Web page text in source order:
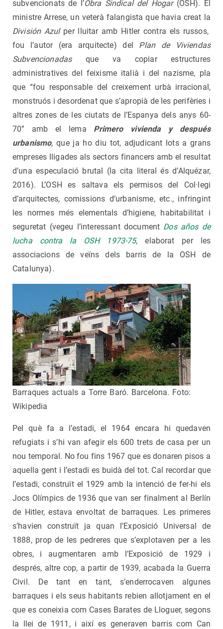
subvencionats de l’Obra Sindical del Hogar (OSH). El
ministre Arrese, un veterà falangista que havia creat la
División Azulper lluitar amb Hitler contra els russos,
fou l’autor (era arquitecte) del Plan de Viviendas
Subvencionadas que va copiar estructures
administratives del feixisme italià i del nazisme, pla
que “fou responsable del creixement urbà irracional,
monstruós i desordenat que s’apropià de les perifèries i
altres zones de les ciutats de l’Espanya dels anys 60-
70” amb el lema Primero vivienda y después
urbanismo, que ja ho diu tot, adjudicant lots a grans
empreses lligades als sectors financers amb el resultat
d’una especulació brutal (la cita literal és d’Alquézar,
2016). L’OSH es saltava els permisos del Col·legi
d’arquitectes, comissions d’urbanisme, etc., infringint
les normes més elementals d’higiene, habitabilitat i
seguretat (vegeu l’interessant document Dos años de
lucha contra la OSH 1973-75, elaborat per les
associacions de veïns dels barris de la OSH de
Catalunya).
Barraques actuals a Torre Baró. Barcelona. Foto:
Wikipedia
Pel què fa a l’estadi, el 1964 encara hi quedaven
refugiats i s’hi van afegir els 600 trets de casa per un
nou temporal. No fou fins 1967 que es donaren pisos a
aquella gent i l’estadi es buidà del tot. Cal recordar que
l’estadi, construït el 1929 amb la intenció de fer-hi els
Jocs Olímpics de 1936 que van ser finalment al Berlín
de Hitler, estava envoltat de barraques. Les primeres
s’havien construït ja quan l’Exposició Universal de
1888, prop de les pedreres que s’explotaven per a les
obres, i augmentaren amb l’Exposició de 1929 i
després, altre cop, a partir de 1939, acabada la Guerra
Civil. De tant en tant, s’enderrocaven algunes
barraques i els seus habitants rebien allotjament en el
que es coneixia com Cases Barates de Lloguer, segons
la llei de 1911, i així es generaven barris com Can